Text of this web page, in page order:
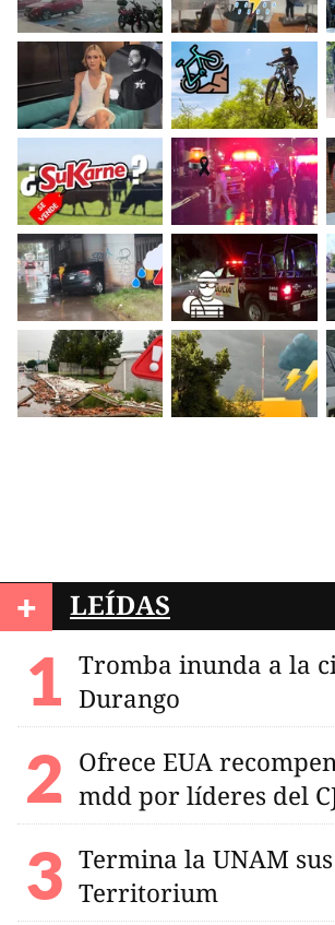
+ LEÍDAS
Tromba inunda a la
Durango
Ofrece EUA
mdd por líderes del
Termina la UNAM
Territorium